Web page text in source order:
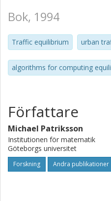
Bok, 1994
Traffic equilibrium urban
algorithms for computing
Författare
Michael Patriksson
Institutionen för matematik
Göteborgs universitet
Forskning Andra publikationer